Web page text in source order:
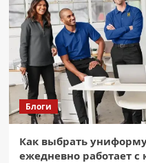
Блоги
Как выбрать
ежедневно работает с